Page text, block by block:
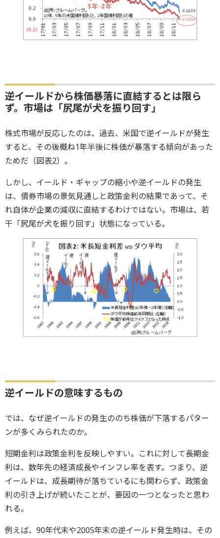
逆イールドから株価暴落に直結するとは限ら
ず。市場は「尻尾が犬を振り回す」
株式市場が反応したのは、過去、米国で逆イールドが発生
すると、その後概ね1年半後に株価が暴落する傾向があった
ためだ（図表2）。
しかし、イールド・ギャップの縮小や逆イールドの発生
は、債券市場の景気見通しと政策金利の結果であって、そ
れ自体が企業の減収に直結するわけではない。市場は、若
干「尻尾が犬を振り回す」状態になっている。
逆イールドの意味するもの
では、なぜ逆イールドの発生ののち株価が下落するパター
ンが多くみられたのか。
短期金利は政策金利を反映しやすい。これに対して長期金
利は、数年先の経済成長やインフレ率を表す。つまり、逆
イールドは、成長期待が落ちているにも関わらず、政策金
利の引き上げが続いたことが、要因の一つとなったと思わ
れる。
例えば、90年代末や2005年末の逆イールド発生時は、その